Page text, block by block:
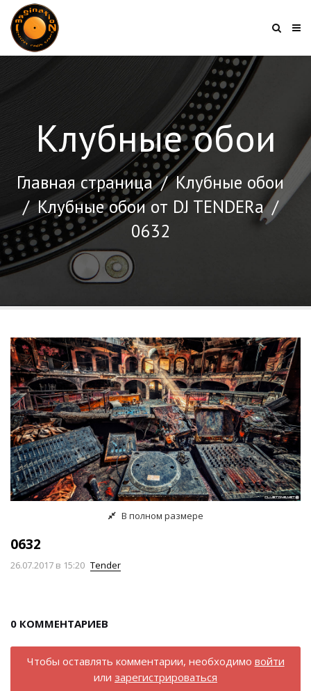
Клубные обои
Главная страница /Клубные обои
/Клубные обои от DJ TENDERа /
0632
В полном размере
0632
26.07.2017 в 15:20 Tender
0 КОММЕНТАРИЕВ
Чтобы оставлять комментарии, необходимо войти
или зарегистрироваться